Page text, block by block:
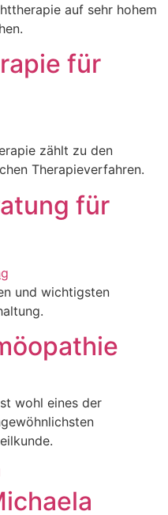
auf sehr hohem
für
zählt zu den
Therapieverfahren.
für
und wichtigsten
wohl eines der